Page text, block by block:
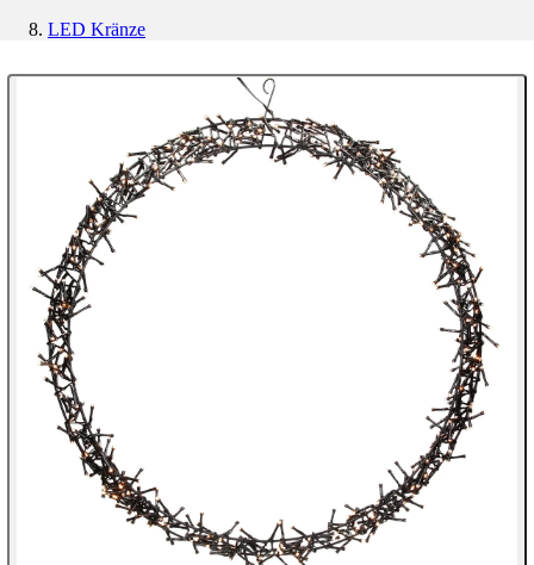
LED Kränze